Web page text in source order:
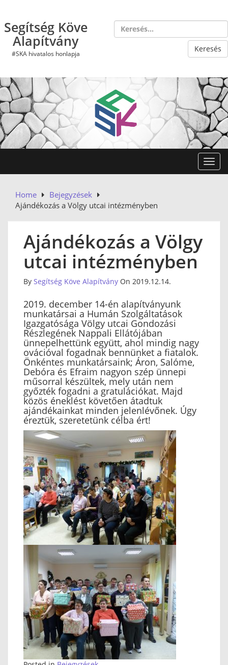
content
Segítség Köve
Alapítvány
#SKA hivatalos honlapja
Home
Bejegyzések
Ajándékozás a Völgy utcai intézményben
Ajándékozás a Völgy
utcai intézményben
By Segítség Köve Alapítvány On 2019.12.14.
2019. december 14-én alapítványunk
munkatársai a Humán Szolgáltatások
Igazgatósága Völgy utcai Gondozási
Részlegének Nappali Ellátójában
ünnepelhettünk együtt, ahol mindig nagy
ovációval fogadnak bennünket a fiatalok.
Önkéntes munkatársaink; Áron, Salóme,
Debóra és Efraim nagyon szép ünnepi
műsorral készültek, mely után nem
győzték fogadni a gratulációkat. Majd
közös éneklést követően átadtuk
ajándékainkat minden jelenlévőnek. Úgy
éreztük, szeretetünk célba ért!